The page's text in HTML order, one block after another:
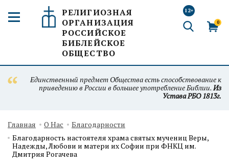
РЕЛИГИОЗНАЯ
ОРГАНИЗАЦИЯ
РОССИЙСКОЕ
БИБЛЕЙСКОЕ
ОБЩЕСТВО
12+
0
Единственный предмет Общества есть способствование к
приведению в России в большее употребление Библии.Из
Устава РБО 1813г.
Главная О Нас
Благодарности
Благодарность настоятеля храма святых мучениц Веры,
Надежды, Любови и матери их Софии при ФНКЦ им.
Дмитрия Рогачева